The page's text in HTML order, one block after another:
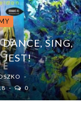
SING,
JEST!
0